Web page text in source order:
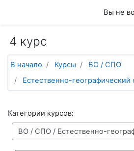
Вы не
4 курс
В начало Курсы
ВО / СПО
Естественно-географический
Категории курсов: